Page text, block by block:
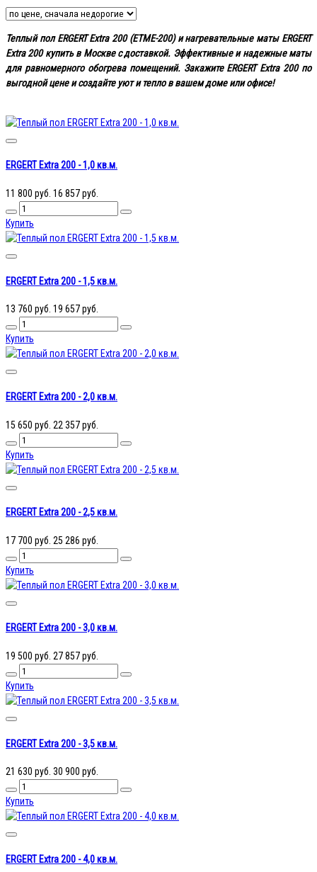
Теплый пол ERGERT Extra 200 (ETME-200) и нагревательные маты ERGERT
Extra 200 купить в Москве с доставкой. Эффективные и надежные маты
для равномерного обогрева помещений. Закажите ERGERT Extra 200 по
выгодной цене и создайте уют и тепло в вашем доме или офисе!
ERGERT Extra 200 - 1,0 кв.м.
11 800 руб. 16 857 руб.
Купить
ERGERT Extra 200 - 1,5 кв.м.
13 760 руб. 19 657 руб.
Купить
ERGERT Extra 200 - 2,0 кв.м.
15 650 руб. 22 357 руб.
Купить
ERGERT Extra 200 - 2,5 кв.м.
17 700 руб. 25 286 руб.
Купить
ERGERT Extra 200 - 3,0 кв.м.
19 500 руб. 27 857 руб.
Купить
ERGERT Extra 200 - 3,5 кв.м.
21 630 руб. 30 900 руб.
Купить
ERGERT Extra 200 - 4,0 кв.м.